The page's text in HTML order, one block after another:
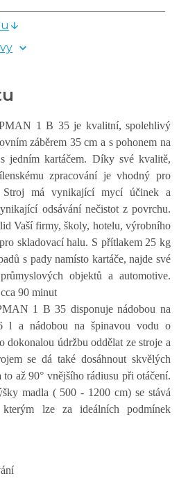
1 B 35 je kvalitní, spolehlivý
záběrem 35 cm a s pohonem na
jedním kartáčem. Díky své kvalitě,
zpracování je vhodný pro
má vynikající mycí účinek a
odsávání nečistot z povrchu.
Vaší firmy, školy, hotelu, výrobního
skladovací halu. S přítlakem 25 kg
s pady namísto kartáče, najde své
objektů a automotive.
90 minut
1 B 35 disponuje nádobou na
l a nádobou na špinavou vodu o
dokonalou údržbu oddělat ze stroje a
se dá také dosáhnout skvělých
až 90° vnějšího rádiusu při otáčení.
madla ( 500 - 1200 cm) se stává
kterým lze za ideálních podmínek